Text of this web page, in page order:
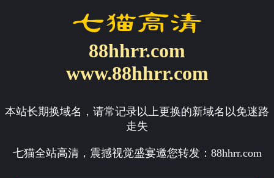
88hhrr.com
www.88hhrr.com
本站长期换域名，请常记录以上更换的新域名以免迷路
走失
七猫全站高清，震撼视觉盛宴邀您转发： 88hhrr.com